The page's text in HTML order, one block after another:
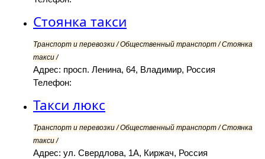
Стоянка такси
Транспорт и перевозки / Общественный транспорт / Стоянка
такси /
Адрес: просп. Ленина, 64, Владимир, Россия
Телефон:
Такси люкс
Транспорт и перевозки / Общественный транспорт / Стоянка
такси /
Адрес: ул. Свердлова, 1А, Киржач, Россия